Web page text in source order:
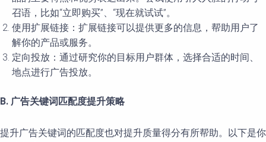
召语，比如“立即购买”、“现在就试试”。
使用扩展链接：扩展链接可以提供更多的信息，帮助用户了
解你的产品或服务。
定向投放：通过研究你的目标用户群体，选择合适的时间、
地点进行广告投放。
B. 广告关键词匹配度提升策略
提升广告关键词的匹配度也对提升质量得分有所帮助。以下是你